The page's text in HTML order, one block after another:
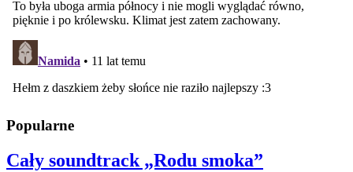
Popularne
Cały soundtrack „Rodu smoka”